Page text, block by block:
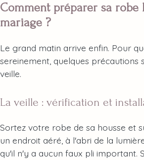
Comment préparer sa robe
mariage ?
Le grand matin arrive enfin. Pour
sereinement, quelques précautions
veille.
La veille : vérification et
Sortez votre robe de sa housse et
un endroit aéré, à l'abri de la
qu'il n'y a aucun faux pli important.